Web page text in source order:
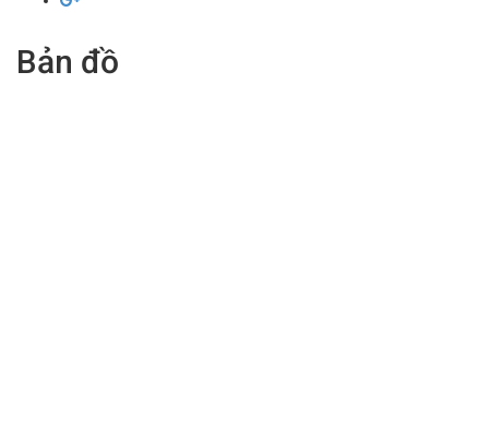
Bản đồ